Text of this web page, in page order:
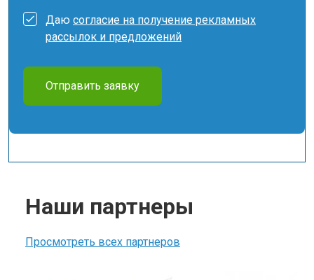
Даю согласие на получение рекламных
рассылок и предложений
Отправить заявку
Наши партнеры
Просмотреть всех партнеров